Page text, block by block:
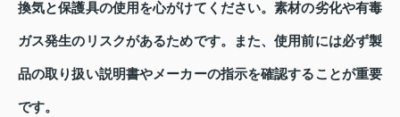
換気と保護具の使用を心がけてください。素材の劣化や有毒
ガス発生のリスクがあるためです。また、使用前には必ず製
品の取り扱い説明書やメーカーの指示を確認することが重要
です。